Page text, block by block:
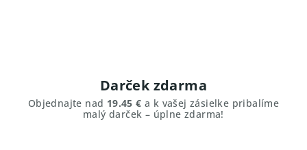
Darček zdarma
Objednajte nad 19.45 € a k vašej zásielke pribalíme
malý darček – úplne zdarma!